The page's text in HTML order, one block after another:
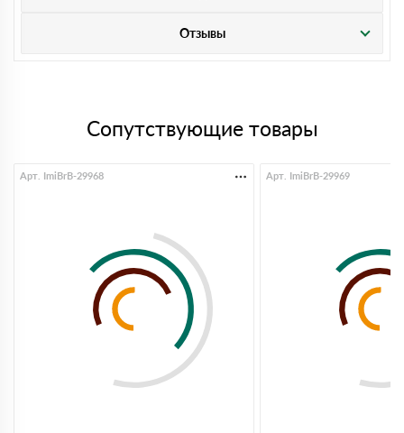
Отзывы
Сопутствующие товары
Арт. ImiBrB-29968 Арт. ImiBrB-29969